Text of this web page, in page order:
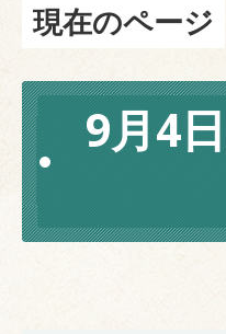
現在のページ
9月4